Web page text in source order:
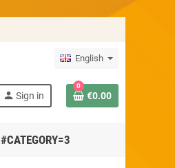
English
person Sign in
0
€0.00
#CATEGORY=3